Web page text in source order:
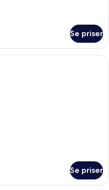
Se priser
Familierom | Allergitestet sengetøy,
Se priser